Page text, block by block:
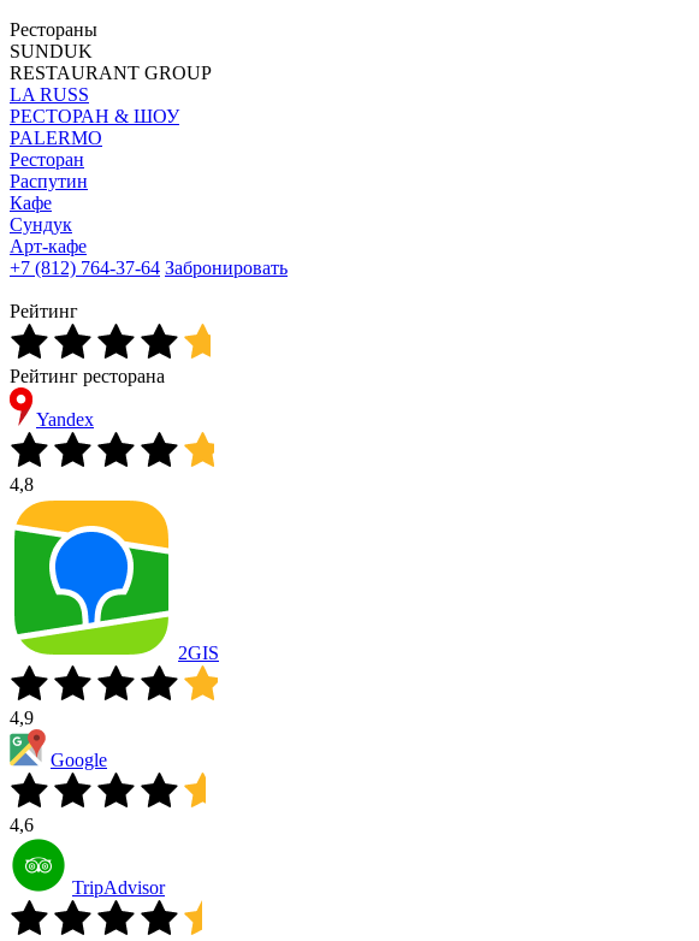
Рестораны
SUNDUK
RESTAURANT GROUP
LA RUSS
РЕСТОРАН & ШОУ
PALERMO
Ресторан
Распутин
Кафе
Сундук
Арт-кафе
+7 (812) 764-37-64 Забронировать
Рейтинг
Рейтинг ресторана
Yandex
4,8
2GIS
4,9
Google
4,6
TripAdvisor